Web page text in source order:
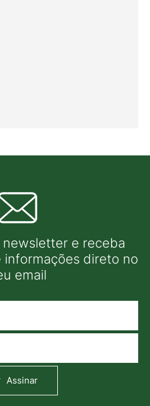
newsletter e receba
informações direto no
email
Assinar